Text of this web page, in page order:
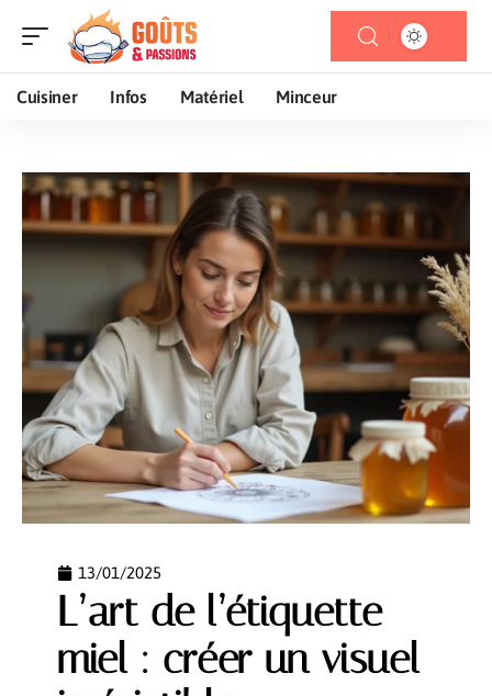
Cuisiner Infos Matériel Minceur
13/01/2025
L’art de l’étiquette
miel : créer un visuel